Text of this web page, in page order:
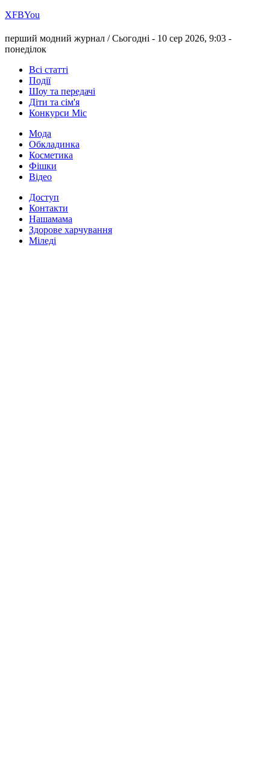
ХFBYou
перший модний журнал /Сьогодні - 10 сер 2026, 9:03 -
понеділок
Всі статті
Події
Шоу та передачі
Діти та сім'я
Конкурси Міс
Мода
Обкладинка
Косметика
Фішки
Відео
Доступ
Контакти
Нашамама
Здорове харчування
Міледі